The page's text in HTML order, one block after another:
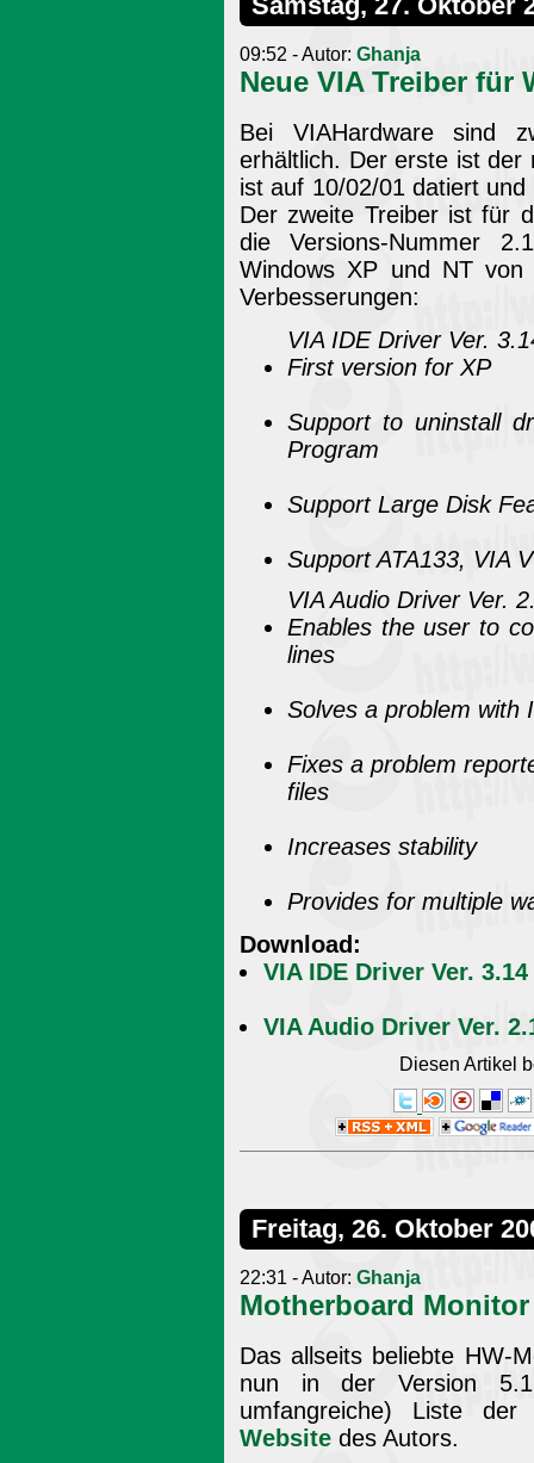
09:52 - Autor: Ghanja
Neue VIA Treiber für
Bei VIAHardware sind
erhältlich. Der erste ist der
ist auf 10/02/01 datiert
Der zweite Treiber ist für
die Versions-Nummer
Windows XP und NT von
Verbesserungen:
VIA IDE Driver Ver.
First version for XP
Support to uninstall
Program
Support Large Disk
Support ATA133, VIA
VIA Audio Driver Ver.
Enables the user to
lines
Solves a problem with
Fixes a problem
files
Increases stability
Provides for multiple
Download:
VIA IDE Driver Ver.
VIA Audio Driver Ver.
Diesen Artikel
Freitag, 26. Oktober
22:31 - Autor: Ghanja
Motherboard
Das allseits beliebte HW-
nun in der Version
umfangreiche) Liste
Website des Autors.